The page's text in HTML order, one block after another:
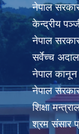
नेपाल
केन्द्रीय
नेपाल
सर्वेच्च
नेपाल
नेपाल
शिक्षा
श्रम संसार